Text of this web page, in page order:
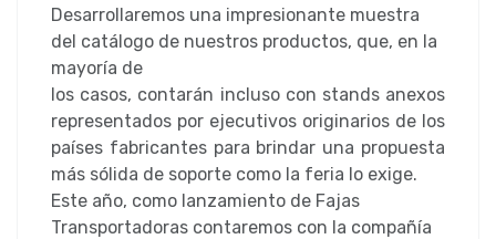
Desarrollaremos una impresionante muestra
del catálogo de nuestros productos, que, en la
mayoría de
los casos, contarán incluso con stands anexos
representados por ejecutivos originarios de los
países fabricantes para brindar una propuesta
más sólida de soporte como la feria lo exige.
Este año, como lanzamiento de Fajas
Transportadoras contaremos con la compañía